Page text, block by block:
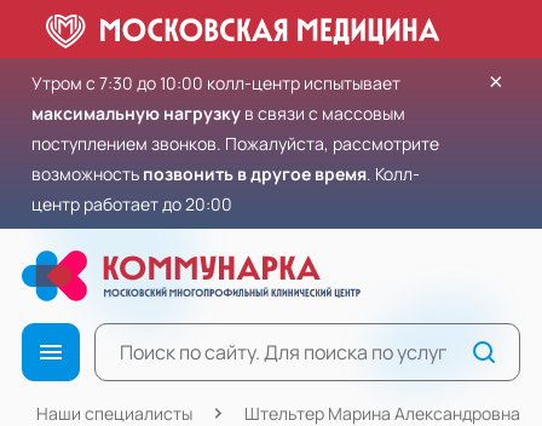
Утром с 7:30 до 10:00 колл-центр испытывает
максимальную нагрузку в связи с массовым
поступлением звонков. Пожалуйста, рассмотрите
возможность позвонить в другое время. Колл-
центр работает до 20:00
×
Наши специалисты Штельтер Марина Александровна